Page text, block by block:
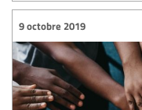
9 octobre 2019